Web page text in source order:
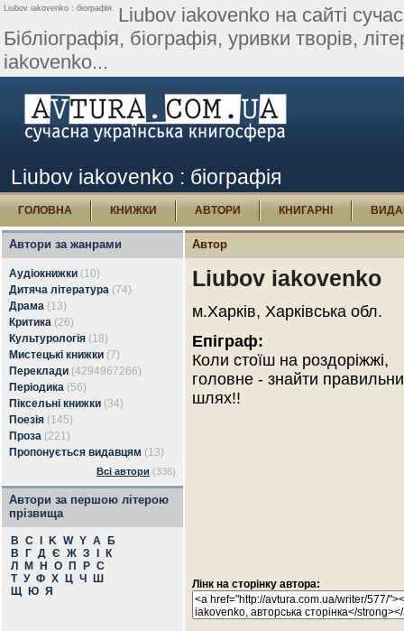
Liubov iakovenko : біографія. Liubov iakovenko на сайті
Бібліографія, біографія, уривки творів,
iakovenko...
Liubov iakovenko : біографія
ГОЛОВНА КНИЖКИ АВТОРИ КНИГАРНІ
Автори за жанрами
Аудіокнижки (10)
Дитяча література (74)
Драма (13)
Критика (26)
Культурологія (18)
Мистецькі книжки (7)
Переклади (4294967266)
Періодика (56)
Піксельні книжки (34)
Поезія (145)
Проза (221)
Пропонується видавцям (13)
Всі автори (336)
Автори за першою літерою
прізвища
B C K W Y А
Б
В
Г Д Є Ж З
К
Л
М Н О П Р С
Т У Ф Х Ц Ч
Ш
Щ
Ю Я
Автор
Liubov iakovenko
м.Харків, Харківська обл.
Епіграф:
Коли стоїш на роздоріжжі,
головне - знайти
шлях!!
Лінк на сторінку автора: